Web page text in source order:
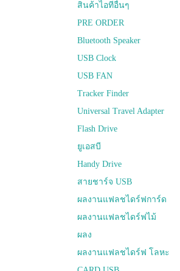
สินค้าไอทีอื่นๆ
PRE ORDER
Bluetooth Speaker
USB Clock
USB FAN
Tracker Finder
Universal Travel Adapter
Flash Drive
ยูเอสบี
Handy Drive
สายชาร์จ USB
ผลงานแฟลชไดร์ฟการ์ด
ผลงานแฟลชไดร์ฟไม้
ผลง
ผลงานแฟลชไดร์ฟ โลหะ